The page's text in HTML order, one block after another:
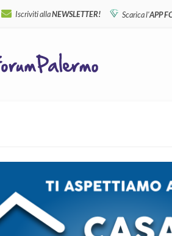
Iscriviti allaNEWSLETTER! Scarica l'APP